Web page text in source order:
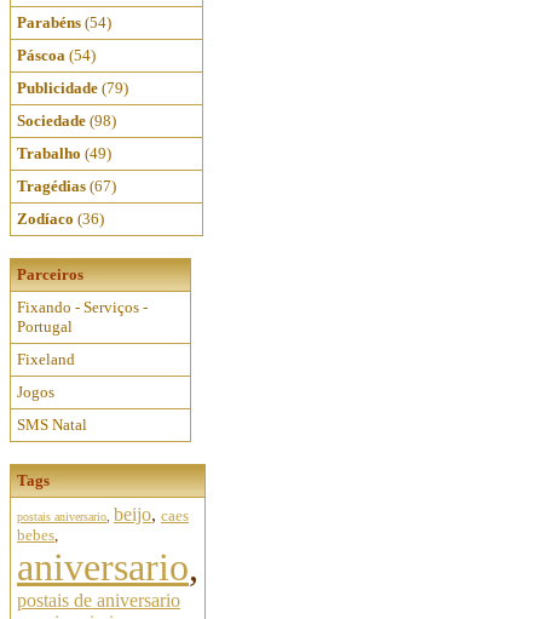
Parabéns (54)
Páscoa (54)
Publicidade (79)
Sociedade (98)
Trabalho (49)
Tragédias (67)
Zodíaco (36)
Parceiros
Fixando - Serviços -
Portugal
Fixeland
Jogos
SMS Natal
Tags
postais aniversario beijo, caes
bebes,
aniversario,
postais de aniversario